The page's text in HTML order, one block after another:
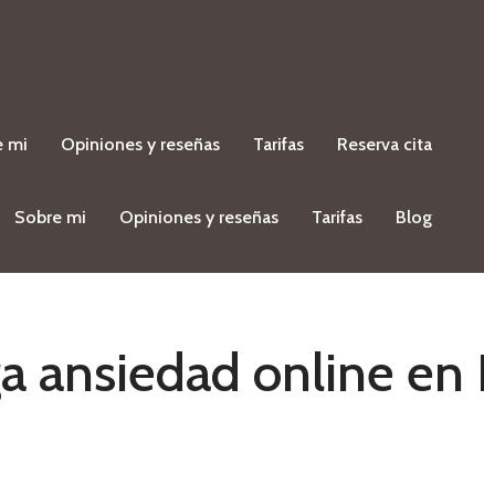
mi Opiniones y reseñas Tarifas Reserva cita
Sobre mi Opiniones y reseñas Tarifas
Blog
ansiedad online en